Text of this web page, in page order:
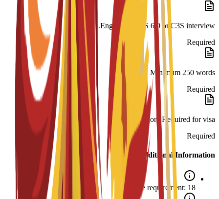
English: IELTS 6.0 or C3S interview.
Required
SOP: Minimum 250 words.
Required
Legalization: Required for visa.
Required
Additional Information
Age requirement: 18+